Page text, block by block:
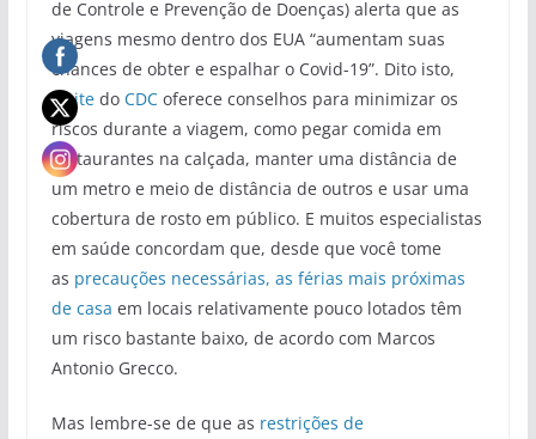
de Controle e Prevenção de Doenças) alerta que as
viagens mesmo dentro dos EUA “aumentam suas
chances de obter e espalhar o Covid-19”. Dito isto,
ositedo CDCoferece conselhos para minimizar os
riscos durante a viagem, como pegar comida em
restaurantes na calçada, manter uma distância de
um metro e meio de distância de outros e usar uma
cobertura de rosto em público. E muitos especialistas
em saúde concordam que, desde que você tome
as precauções necessárias, as férias mais próximas
de casa em locais relativamente pouco lotados têm
um risco bastante baixo, de acordo com Marcos
Antonio Grecco.
Mas lembre-se de que as restrições de